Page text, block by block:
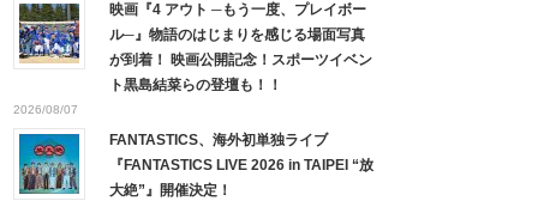
映画『4 アウト ─もう一度、プレイボー
ル─』物語のはじまりを感じる場面写真
が到着！ 映画公開記念！スポーツイベン
ト黒島結菜らの登壇も！！
2026/08/07
FANTASTICS、海外初単独ライブ
『FANTASTICS LIVE 2026 in TAIPEI “放
大絶”』開催決定！